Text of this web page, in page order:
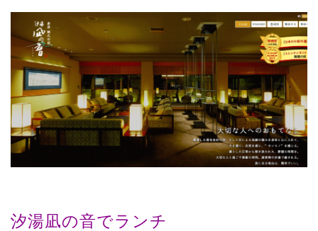
汐湯凪の音でランチ